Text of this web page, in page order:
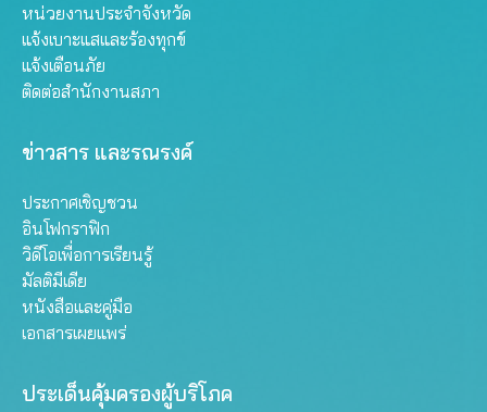
หน่วยงานประจำจังหวัด
แจ้งเบาะแสและร้องทุกข์
แจ้งเตือนภัย
ติดต่อสำนักงานสภา
ข่าวสาร และรณรงค์
ประกาศเชิญชวน
อินโฟกราฟิก
วิดีโอเพื่อการเรียนรู้
มัลติมีเดีย
หนังสือและคู่มือ
เอกสารเผยแพร่
ประเด็นคุ้มครองผู้บริโภค